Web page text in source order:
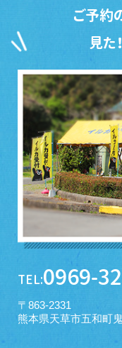
ご予約
見た
TEL:0969-
〒863-2331
熊本県天草市五和町